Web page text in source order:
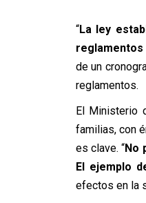
“La ley
de un
reglamentos.
El Ministerio
familias, con
es clave. “No
El ejemplo
efectos en la